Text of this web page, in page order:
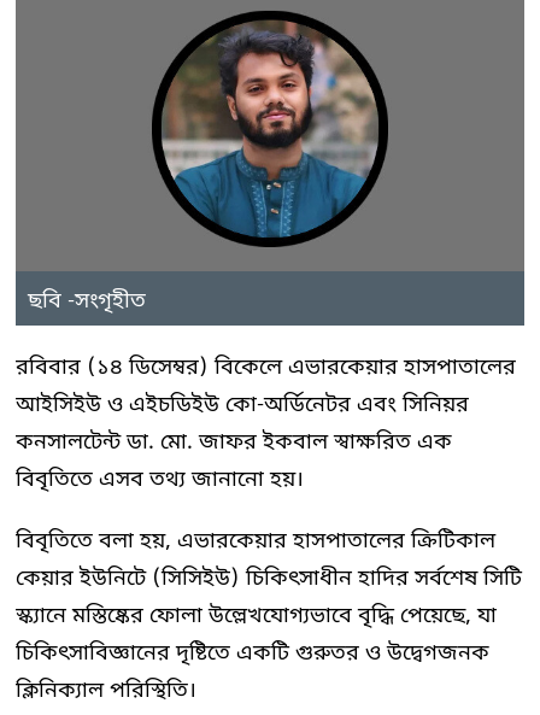
ছবি -সংগৃহীত
রবিবার (১৪ ডিসেম্বর) বিকেলে এভারকেয়ার হাসপাতালের
আইসিইউ ও এইচডিইউ কো-অর্ডিনেটর এবং সিনিয়র
কনসালটেন্ট ডা. মো. জাফর ইকবাল স্বাক্ষরিত এক
বিবৃতিতে এসব তথ্য জানানো হয়।
বিবৃতিতে বলা হয়, এভারকেয়ার হাসপাতালের ক্রিটিকাল
কেয়ার ইউনিটে (সিসিইউ) চিকিৎসাধীন হাদির সর্বশেষ সিটি
স্ক্যানে মস্তিষ্কের ফোলা উল্লেখযোগ্যভাবে বৃদ্ধি পেয়েছে, যা
চিকিৎসাবিজ্ঞানের দৃষ্টিতে একটি গুরুতর ও উদ্বেগজনক
ক্লিনিক্যাল পরিস্থিতি।